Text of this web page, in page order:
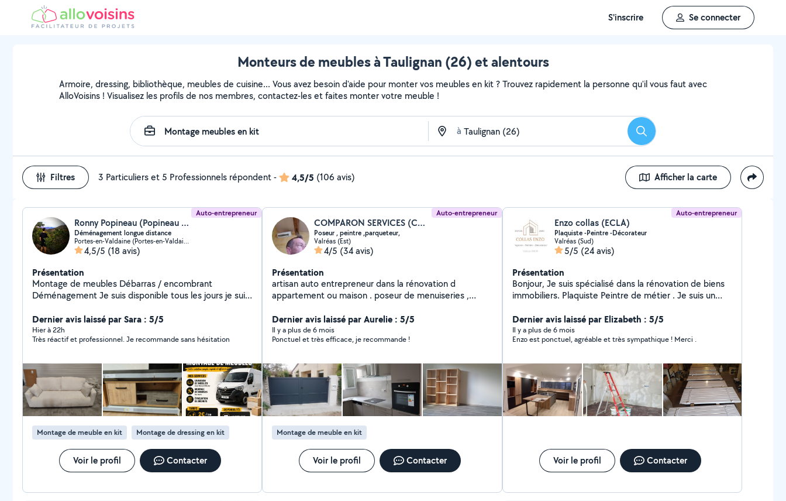
S'inscrire Se connecter
Monteurs de meubles à Taulignan (26) et alentours
Armoire, dressing, bibliothèque, meubles de cuisine... Vous avez besoin d'aide pour monter vos meubles en kit ? Trouvez rapidement la personne qu'il vous faut avec
AlloVoisins ! Visualisez les profils de nos membres, contactez-les et faites monter votre meuble !
à Rechercher
Filtres 3 Particuliers et 5 Professionnels répondent- 4,5/5 (106 avis) Afficher la carte
Auto-entrepreneur
Ronny Popineau (Popineau Services Express)
Déménagement longue distance
Portes-en-Valdaine (Portes-en-Valdaine)
4,5/5 (18 avis)
Présentation
Montage de meubles Débarras / encombrant
Déménagement Je suis disponible tous les jours je suis
Dernier avis laissé par Sara : 5/5
Hier à 22h
Très réactif et professionnel. Je recommande sans hésitation
Montage de meuble en kit Montage de dressing en kit
Voir le profil Contacter
Auto-entrepreneur
COMPARON SERVICES (COMPARON MULTI SERVICES)
Poseur , peintre ,parqueteur,
Valréas (Est)
4/5 (34 avis)
Présentation
artisan auto entrepreneur dans la rénovation d
appartement ou maison . poseur de menuiseries ,
peinture interieure et exterieure plus de 10 ans d
expérience. travail soigné et bon prix
Dernier avis laissé par Aurelie : 5/5
Il y a plus de 6 mois
Ponctuel et très efficace, je recommande !
Montage de meuble en kit
Voir le profil Contacter
Auto-entrepreneur
Enzo collas (ECLA)
Plaquiste -Peintre -Décorateur
Valréas (Sud)
5/5 (24 avis)
Présentation
Bonjour, Je suis spécialisé dans la rénovation de biens
immobiliers. Plaquiste Peintre de métier . Je suis un
travaux. Pour les demandes de chantier de plus de 30
km consultez moi sur ma page google Cordialement
Collas Enzo
Dernier avis laissé par Elizabeth : 5/5
Il y a plus de 6 mois
Enzo est ponctuel, agréable et très sympathique ! Merci .
Voir le profil Contacter